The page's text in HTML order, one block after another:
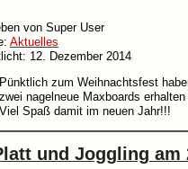
von Super User
Aktuelles
12. Dezember 2014
Pünkt lich zum Weihnachtsfest
zwei nagelneue Maxboards
Viel Spaß damit im neuen Jahr!!!
und Joggling am